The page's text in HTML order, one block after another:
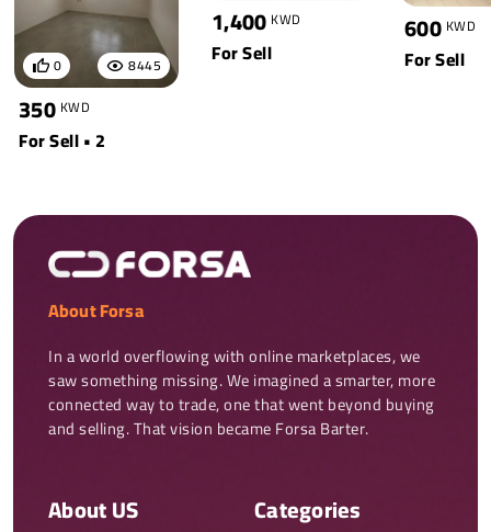
8445
0
350 KWD
For Sell • 2
1,400 KWD
For Sell
600 KWD
For Sell
About Forsa
In a world overflowing with online marketplaces, we
saw something missing. We imagined a smarter, more
connected way to trade, one that went beyond buying
and selling. That vision became Forsa Barter.
About US Categories